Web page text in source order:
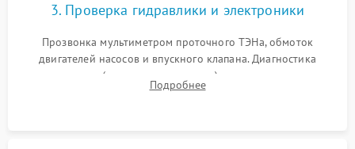
3. Проверка гидравлики и электроники
Прозвонка мультиметром проточного ТЭНа, обмоток
двигателей насосов и впускного клапана. Диагностика
прессостата (датчика уровня воды), датчика мутности,
концевика дверцы и электронного модуля управления.
Подробнее